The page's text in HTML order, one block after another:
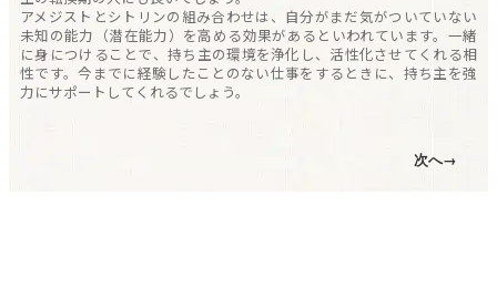
アメジストとシトリンの組み合わせは、自分がまだ気がついていない
未知の能力（潜在能力）を高める効果があるといわれています。一緒
に身につけることで、持ち主の環境を浄化し、活性化させてくれる相
性です。今までに経験したことのない仕事をするときに、持ち主を強
力にサポートしてくれるでしょう。
次へ→